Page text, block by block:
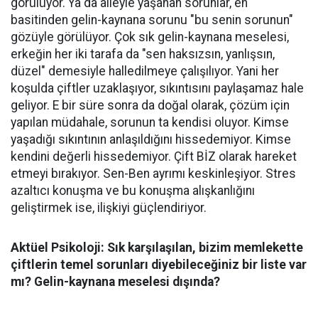
basitinden gelin-kaynana sorunu "bu senin sorunun"
gözüyle görülüyor. Çok sık gelin-kaynana meselesi,
erkeğin her iki tarafa da "sen haksızsın, yanlışsın,
düzel" demesiyle halledilmeye çalışılıyor. Yani her
koşulda çiftler uzaklaşıyor, sıkıntısını paylaşamaz hale
geliyor. E bir süre sonra da doğal olarak, çözüm için
yapılan müdahale, sorunun ta kendisi oluyor. Kimse
yaşadığı sıkıntının anlaşıldığını hissedemiyor. Kimse
kendini değerli hissedemiyor. Çift BİZ olarak hareket
etmeyi bırakıyor. Sen-Ben ayrımı keskinleşiyor. Stres
azaltıcı konuşma ve bu konuşma alışkanlığını
geliştirmek ise, ilişkiyi güçlendiriyor.
Aktüel Psikoloji: Sık karşılaşılan, bizim memlekette
çiftlerin temel sorunları diyebileceğiniz bir liste var
mı? Gelin-kaynana meselesi dışında?